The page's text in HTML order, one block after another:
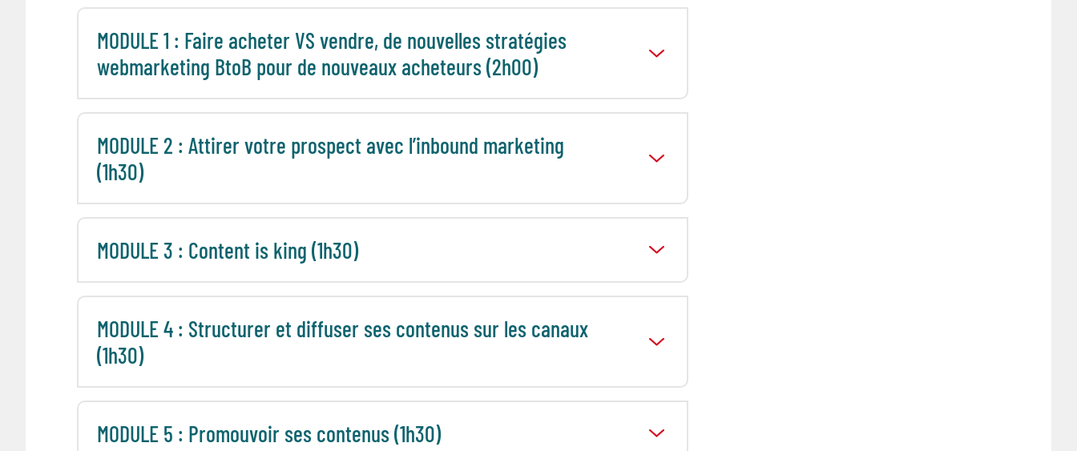
MODULE 1 : Faire acheter VS vendre, de nouvelles stratégies
webmarketing BtoB pour de nouveaux acheteurs (2h00)
MODULE 2 : Attirer votre prospect avec l’inbound marketing
(1h30)
MODULE 3 : Content is king (1h30)
MODULE 4 : Structurer et diffuser ses contenus sur les canaux
(1h30)
MODULE 5 : Promouvoir ses contenus (1h30)